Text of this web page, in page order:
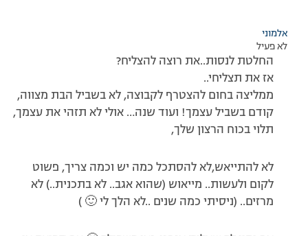
אלמוני
לא פעיל
החלטת לנסות..את רוצה להצליח?
אז את תצליחי..
ממליצה בחום להצטרף לקבוצה, לא בשביל הבת מצווה,
קודם בשביל עצמך! ועוד שנה… אולי לא תזהי את עצמך,
תלוי בכוח הרצון שלך,
לא להתייאש,לא להסתכל כמה יש וכמה צריך, פשוט
לקום ולעשות.. מייאוש (שהוא אגב.. לא בתכנית..) לא
מרזים.. (ניסיתי כמה שנים ..לא הלך לי 🙂 )